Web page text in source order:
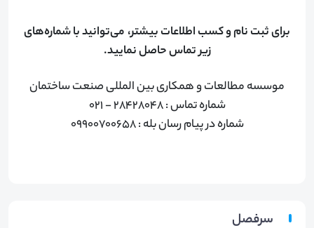
برای ثبت نام و کسب اطلاعات بیشتر، می‌توانید با شماره‌های
زیر تماس حاصل نمایید.
موسسه مطالعات و همکاری بین المللی صنعت ساختمان
شماره تماس : 28428048 - 021
شماره در پیام رسان بله : 09900700658
سرفصل